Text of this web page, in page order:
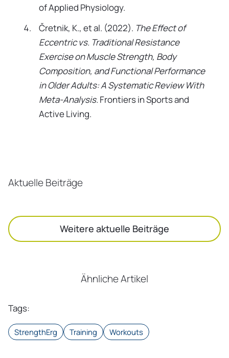
of Applied Physiology.
Čretnik, K., et al. (2022). The Effect of
Eccentric vs. Traditional Resistance
Exercise on Muscle Strength, Body
Composition, and Functional Performance
in Older Adults: A Systematic Review With
Meta-Analysis. Frontiers in Sports and
Active Living.
Aktuelle Beiträge
Weitere aktuelle Beiträge
Ähnliche Artikel
Tags:
StrengthErg Training Workouts